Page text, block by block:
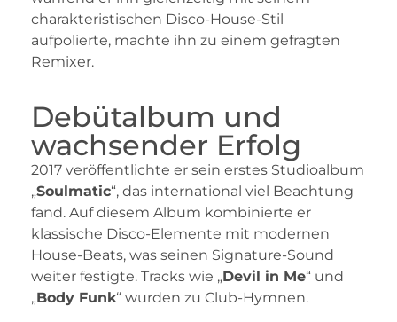
charakteristischen Disco-House-Stil
aufpolierte, machte ihn zu einem gefragten
Remixer.
Debütalbum und
wachsender Erfolg
2017 veröffentlichte er sein erstes Studioalbum
„Soulmatic“, das international viel Beachtung
fand. Auf diesem Album kombinierte er
klassische Disco-Elemente mit modernen
House-Beats, was seinen Signature-Sound
weiter festigte. Tracks wie „Devil in Me“ und
„Body Funk“ wurden zu Club-Hymnen.